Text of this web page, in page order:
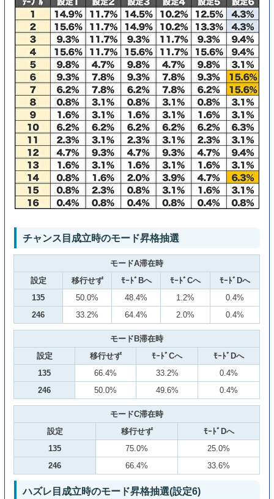
チャンス目成立時のモード昇格抽選
モードA滞在時
設定
移行せず ﾓｰﾄﾞBへ ﾓｰﾄﾞCへ
ﾓｰﾄﾞDへ
135
50.0% 48.4% 1.2%
0.4%
246
33.2% 64.4% 2.0% 0.4%
モードB滞在時
設定
移行せず ﾓｰﾄﾞCへ
ﾓｰﾄﾞDへ
135
66.4% 33.2%
0.4%
246
50.0% 49.6% 0.4%
モードC滞在時
設定
移行せず
ﾓｰﾄﾞDへ
135
75.0%
25.0%
246
66.4% 33.6%
ハズレ目成立時のモード昇格抽選(設定6)